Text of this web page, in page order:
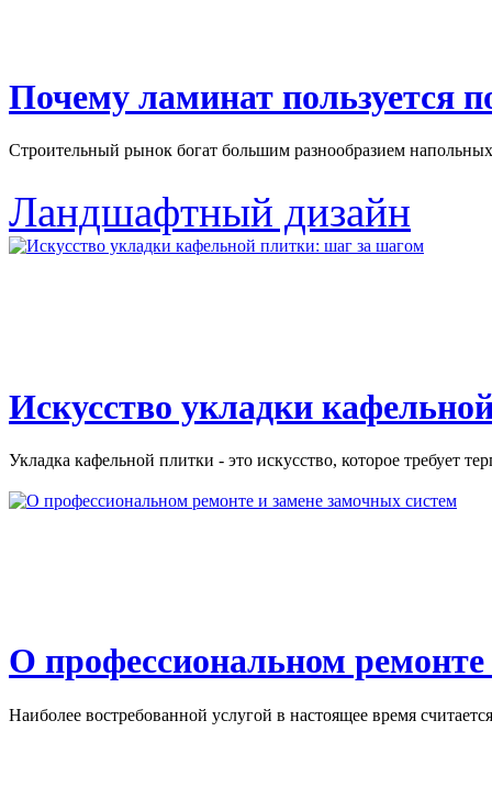
Почему ламинат пользуется
Строительный рынок богат большим разнообразием
Ландшафтный дизайн
Искусство укладки
Укладка кафельной плитки - это искусство, которое требует
О профессиональном
Наиболее востребованной услугой в настоящее время